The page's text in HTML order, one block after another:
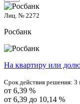
Лиц. № 2272
Росбанк
На квартиру или
Срок действия решения: 3
от 6,39 %
от 6,39 до 10,14 %